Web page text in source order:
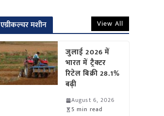
एग्रीकल्चर मशीन View All
जुलाई 2026 में
भारत में ट्रैक्टर
रिटेल बिक्री 28.1%
बढ़ी
August 6, 2026
5 min read